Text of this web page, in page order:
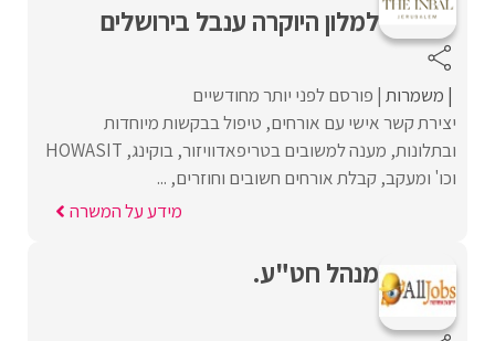
למלון היוקרה ענבל בירושלים
משמרות פורסם לפני יותר מחודשיים
יצירת קשר אישי עם אורחים, טיפול בבקשות מיוחדות
ובתלונות, מענה למשובים בטריפאדוויזור, בוקינג, HOWASIT
וכו' ומעקב, קבלת אורחים חשובים וחוזרים, ...
מידע על המשרה
מנהל חט"ע.